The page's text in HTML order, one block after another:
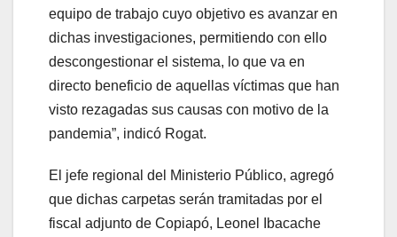
equipo de trabajo cuyo objetivo es avanzar en
dichas investigaciones, permitiendo con ello
descongestionar el sistema, lo que va en
directo beneficio de aquellas víctimas que han
visto rezagadas sus causas con motivo de la
pandemia”, indicó Rogat.
El jefe regional del Ministerio Público, agregó
que dichas carpetas serán tramitadas por el
fiscal adjunto de Copiapó, Leonel Ibacache